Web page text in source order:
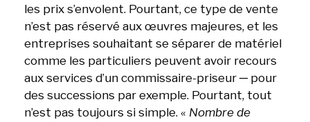
les prix s’envolent. Pourtant, ce type de vente
n’est pas réservé aux œuvres majeures, et les
entreprises souhaitant se séparer de matériel
comme les particuliers peuvent avoir recours
aux services d’un commissaire-priseur ─ pour
des successions par exemple. Pourtant, tout
n’est pas toujours si simple. « Nombre de